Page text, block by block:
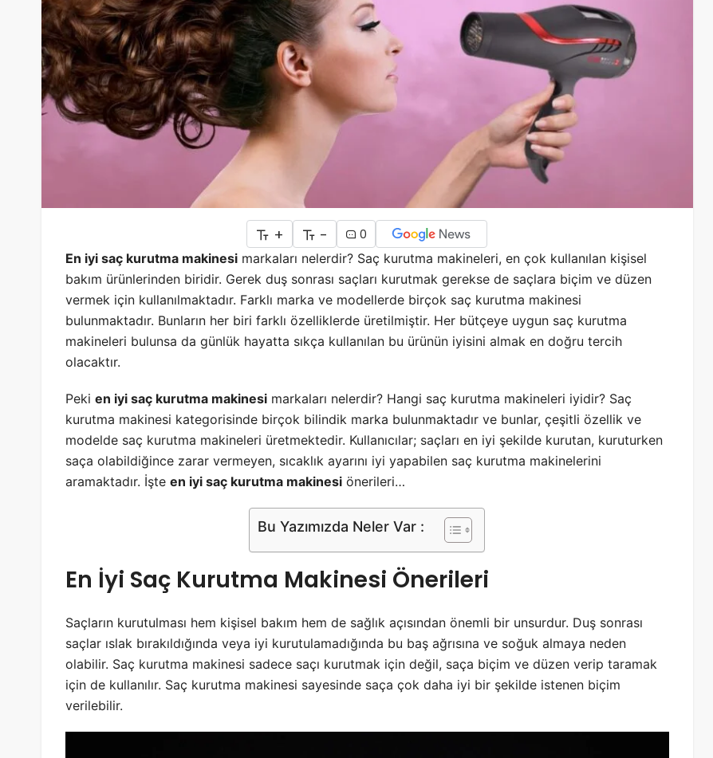
+ -
0
En iyi saç kurutma makinesi markaları nelerdir? Saç kurutma makineleri, en çok kullanılan kişisel
bakım ürünlerinden biridir. Gerek duş sonrası saçları kurutmak gerekse de saçlara biçim ve düzen
vermek için kullanılmaktadır. Farklı marka ve modellerde birçok saç kurutma makinesi
bulunmaktadır. Bunların her biri farklı özelliklerde üretilmiştir. Her bütçeye uygun saç kurutma
makineleri bulunsa da günlük hayatta sıkça kullanılan bu ürünün iyisini almak en doğru tercih
olacaktır.
Peki en iyi saç kurutma makinesi markaları nelerdir? Hangi saç kurutma makineleri iyidir? Saç
kurutma makinesi kategorisinde birçok bilindik marka bulunmaktadır ve bunlar, çeşitli özellik ve
modelde saç kurutma makineleri üretmektedir. Kullanıcılar; saçları en iyi şekilde kurutan, kuruturken
saça olabildiğince zarar vermeyen, sıcaklık ayarını iyi yapabilen saç kurutma makinelerini
aramaktadır. İşte en iyi saç kurutma makinesi önerileri…
Bu Yazımızda Neler Var :
En İyi Saç Kurutma Makinesi Önerileri
Saçların kurutulması hem kişisel bakım hem de sağlık açısından önemli bir unsurdur. Duş sonrası
saçlar ıslak bırakıldığında veya iyi kurutulamadığında bu baş ağrısına ve soğuk almaya neden
olabilir. Saç kurutma makinesi sadece saçı kurutmak için değil, saça biçim ve düzen verip taramak
için de kullanılır. Saç kurutma makinesi sayesinde saça çok daha iyi bir şekilde istenen biçim
verilebilir.